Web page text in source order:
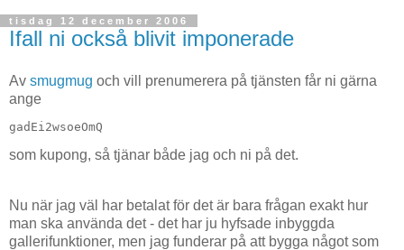
tisdag 12 december 2006
Ifall ni också blivit imponerade
Av smugmug och vill prenumerera på tjänsten får ni gärna
ange
gadEi2wsoeOmQ
som kupong, så tjänar både jag och ni på det.
Nu när jag väl har betalat för det är bara frågan exakt hur
man ska använda det - det har ju hyfsade inbyggda
gallerifunktioner, men jag funderar på att bygga något som